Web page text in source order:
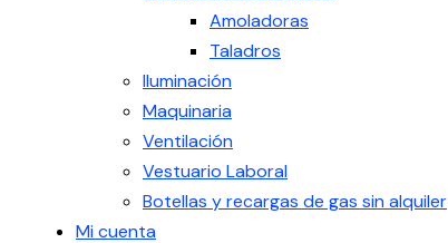
Amoladoras
Taladros
Iluminación
Maquinaria
Ventilación
Vestuario Laboral
Botellas y recargas de gas sin alquiler
Mi cuenta